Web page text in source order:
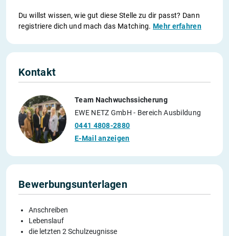
Du willst wissen, wie gut diese Stelle zu dir passt? Dann
registriere dich und mach das Matching.Mehr erfahren
Kontakt
Team Nachwuchssicherung
EWE NETZ GmbH - Bereich Ausbildung
0441 4808-2880
E-Mail anzeigen
Bewerbungsunterlagen
Anschreiben
Lebenslauf
die letzten 2 Schulzeugnisse